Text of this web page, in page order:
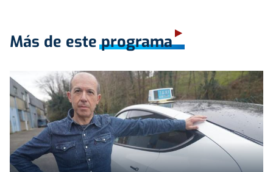
Más de este programa